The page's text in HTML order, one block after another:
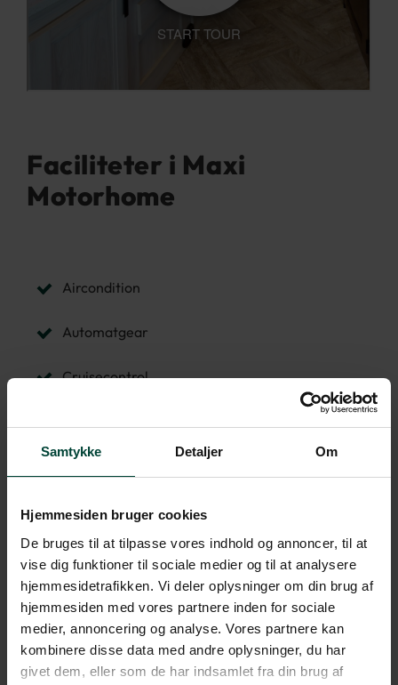
Samtykke Detaljer Om
Hjemmesiden bruger cookies
De bruges til at tilpasse vores indhold og annoncer, til at
vise dig funktioner til sociale medier og til at analysere
hjemmesidetrafikken. Vi deler oplysninger om din brug af
hjemmesiden med vores partnere inden for sociale
medier, annoncering og analyse. Vores partnere kan
kombinere disse data med andre oplysninger, du har
givet dem, eller som de har indsamlet fra din brug af
Faciliteter i Maxi
Motorhome
Aircondition
Automatgear
Cruisecontrol
Toilet/bruser
Gaskomfur
Mikroovn
TV